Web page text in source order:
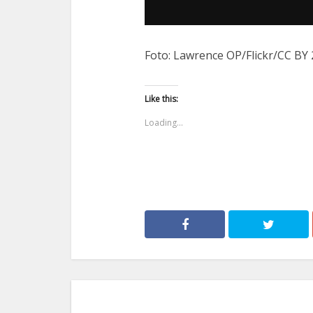
Foto: Lawrence OP/Flickr/CC BY
Like this:
Loading...